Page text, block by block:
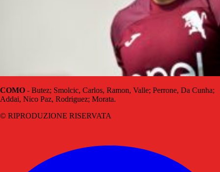
COMO - Butez; Smolcic, Carlos, Ramon, Valle; Perrone, Da Cunha;
Addai, Nico Paz, Rodriguez; Morata.
© RIPRODUZIONE RISERVATA